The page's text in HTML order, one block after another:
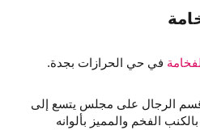
في حي الحرازات بجدة.
الرجال على مجلس يتسع إلى
بالكنب الفخم والمميز بألوانه